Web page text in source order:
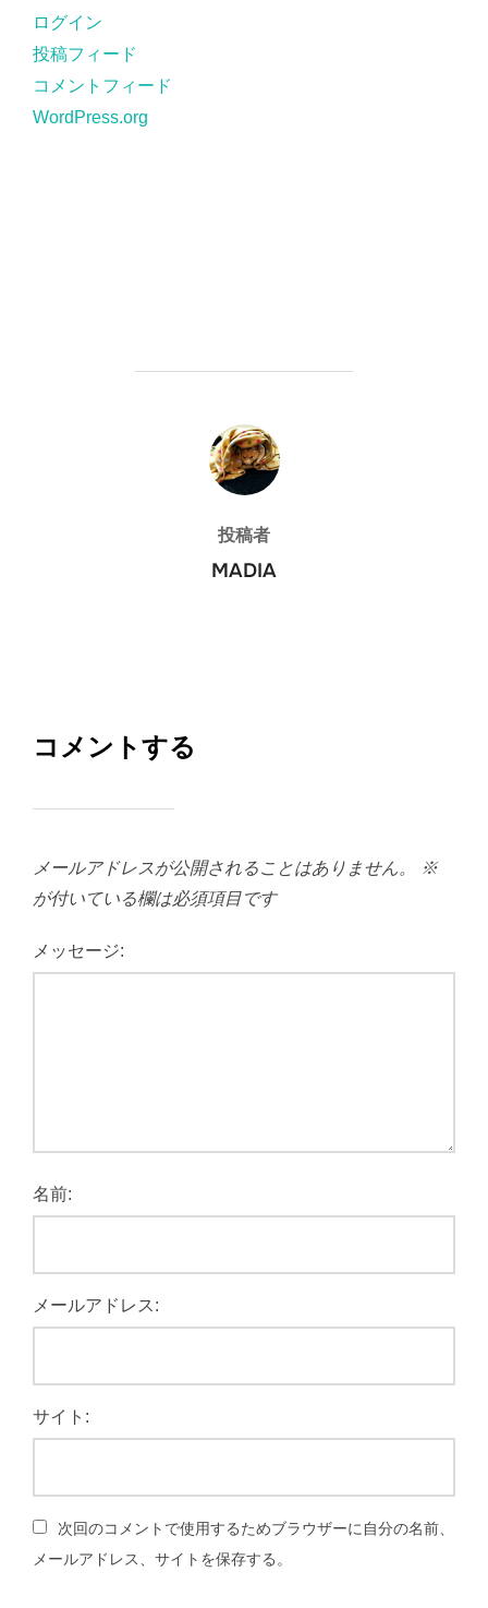
ー
ログイン
投稿フィード
コメントフィード
WordPress.org
投稿者
投稿者
MADIA
コメントする
メールアドレスが公開されることはありません。
※
が付いている欄は必須項目です
メッセージ:
名前:
メールアドレス:
サイト:
次回のコメントで使用するためブラウザーに自分の名前、
メールアドレス、サイトを保存する。